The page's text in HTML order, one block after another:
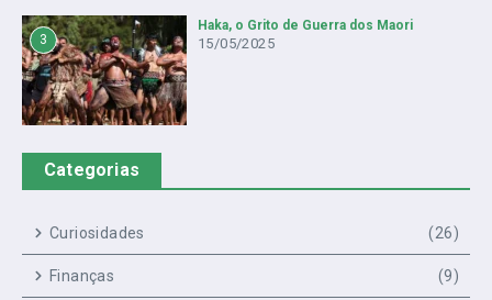
3
Haka, o Grito de Guerra dos Maori
15/05/2025
Categorias
Curiosidades (26)
Finanças (9)